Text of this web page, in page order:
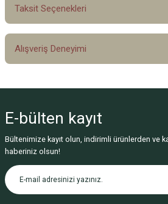
Ürün hakkında henüz soru
Taksit Seçenekleri
Alışveriş Deneyimi
Deneyimini Paylaş
E-bülten kayıt
Bültenimize kayıt olun, indirimli ürünlerden ve
haberiniz olsun!